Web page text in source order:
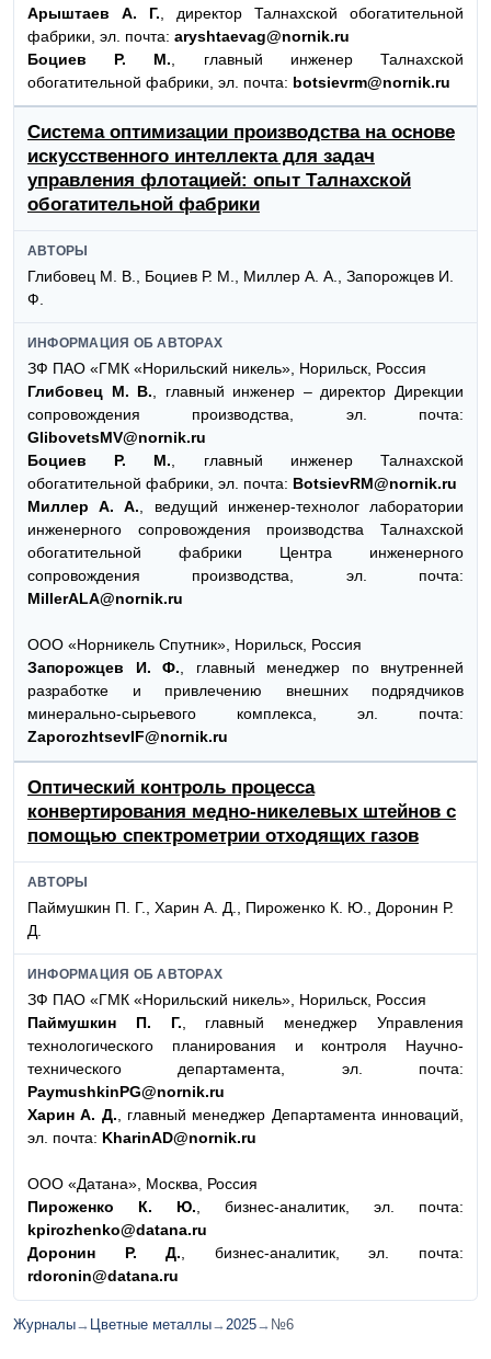
Арыштаев А. Г. , директор Талнахской обогатительной
фабрики, эл. почта: aryshtaevag@nornik.ru
Боциев Р. М. , главный инженер Талнахской
обогатительной фабрики, эл. почта: botsievrm@nornik.ru
Cистема оптимизации производства на основе
искусственного интеллекта для задач
управления флотацией: опыт Талнахской
обогатительной фабрики
АВТОРЫ
Глибовец М. В., Боциев Р. М., Миллер А. А., Запорожцев И.
Ф.
ИНФОРМАЦИЯ ОБ АВТОРАХ
ЗФ ПАО «ГМК «Норильский никель», Норильск, Россия
Глибовец М. В., главный инженер – директор Дирекции
сопровождения производства, эл. почта:
GlibovetsMV@nornik.ru
Боциев Р. М., главный инженер Талнахской
обогатительной фабрики, эл. почта: BotsievRM@nornik.ru
Миллер А. А., ведущий инженер-технолог лаборатории
инженерного сопровождения производства Талнахской
обогатительной фабрики Центра инженерного
сопровождения производства, эл. почта:
MillerALA@nornik.ru
ООО «Норникель Спутник», Норильск, Россия
Запорожцев И. Ф., главный менеджер по внутренней
разработке и привлечению внешних подрядчиков
минерально-сырьевого комплекса, эл. почта:
ZaporozhtsevIF@nornik.ru
Оптический контроль процесса
конвертирования медно-никелевых штейнов с
помощью спектрометрии отходящих газов
АВТОРЫ
Паймушкин П. Г., Харин А. Д., Пироженко К. Ю., Доронин Р.
Д.
ИНФОРМАЦИЯ ОБ АВТОРАХ
ЗФ ПАО «ГМК «Норильский никель», Норильск, Россия
Паймушкин П. Г. , главный менеджер Управления
технологического планирования и контроля Научно-
технического департамента, эл. почта:
PaymushkinPG@nornik.ru
Харин А. Д. , главный менеджер Департамента инноваций,
эл. почта: KharinAD@nornik.ru
ООО «Датана», Москва, Россия
Пироженко К. Ю. , бизнес-аналитик, эл. почта:
kpirozhenko@datana.ru
Доронин Р. Д. , бизнес-аналитик, эл. почта:
rdoronin@datana.ru
Журналы→ Цветные металлы→ 2025→ №6